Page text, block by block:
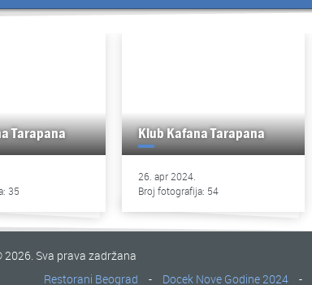
Tarapana
35
Klub Kafana Tarapana
26. apr 2024.
Broj fotografija: 54
2026. Sva prava zadržana
Restorani Beograd
- Docek Nove Godine 2024 -